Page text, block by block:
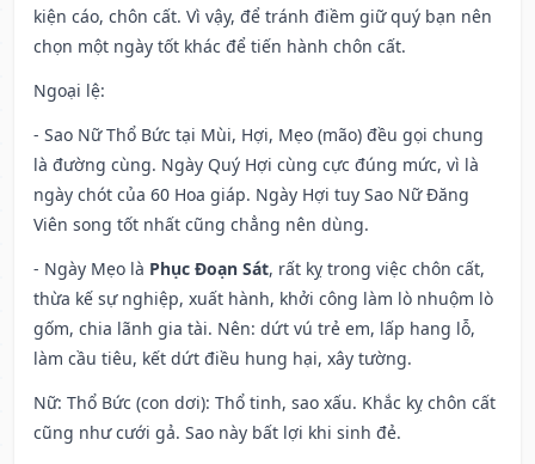
kiện cáo, chôn cất. Vì vậy, để tránh điềm giữ quý bạn nên
chọn một ngày tốt khác để tiến hành chôn cất.
Ngoại lệ:
- Sao Nữ Thổ Bức tại Mùi, Hợi, Mẹo (mão) đều gọi chung
là đường cùng. Ngày Quý Hợi cùng cực đúng mức, vì là
ngày chót của 60 Hoa giáp. Ngày Hợi tuy Sao Nữ Đăng
Viên song tốt nhất cũng chẳng nên dùng.
- Ngày Mẹo là Phục Đoạn Sát, rất kỵ trong việc chôn cất,
thừa kế sự nghiệp, xuất hành, khởi công làm lò nhuộm lò
gốm, chia lãnh gia tài. Nên: dứt vú trẻ em, lấp hang lỗ,
làm cầu tiêu, kết dứt điều hung hại, xây tường.
Nữ: Thổ Bức (con dơi): Thổ tinh, sao xấu. Khắc kỵ chôn cất
cũng như cưới gả. Sao này bất lợi khi sinh đẻ.